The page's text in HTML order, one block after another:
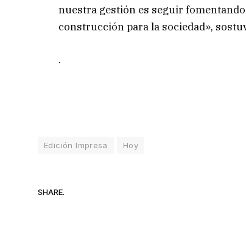
nuestra gestión es seguir
construcción para la sociedad»,
.
Edición Impresa Hoy
SHARE.